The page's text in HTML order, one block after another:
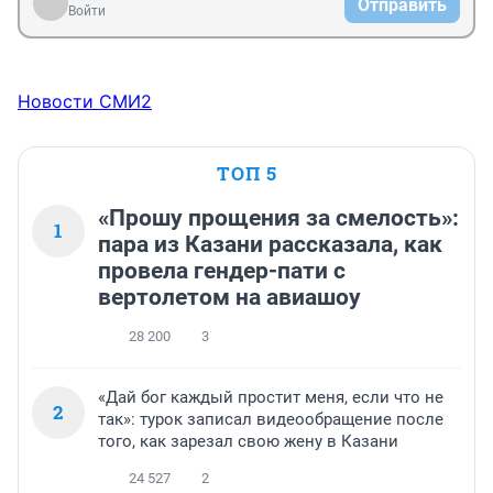
Войти
Отправить
Новости СМИ2
ТОП 5
1
«Прошу прощения за смелость»:
пара из Казани рассказала, как
провела гендер-пати с
вертолетом на авиашоу
28 200 3
2
«Дай бог каждый простит меня, если что не
так»: турок записал видеообращение после
того, как зарезал свою жену в Казани
24 527 2